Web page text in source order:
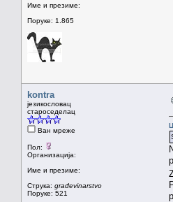
Име и презиме:
Поруке: 1.865
kontra
језикословац
староседелац
Ван мреже
Пол:
Организација:
Име и презиме:
Струка: građevinarstvo
Поруке: 521